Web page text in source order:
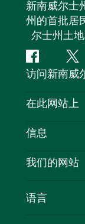
新南威尔士
州的首批居
尔士州土
Facebook叽
叽
喳
访问新南威
联系我们
隐私
Cookie 通知
在此网站上
目的地
新南威尔士州
活动
信息
旅行信息
新南威尔士州
我们的网站
语言